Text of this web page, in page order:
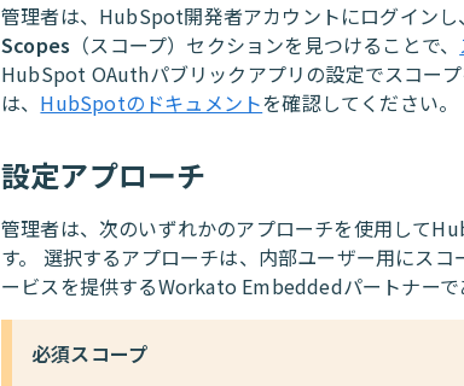
管理者は、HubSpot開発者アカウントにログインし
Scopes （スコープ）セクションを見つけることで、
HubSpot OAuthパブリックアプリの設定でスコー
は、 HubSpotのドキュメントを確認してください。
設定アプローチ
管理者は、次のいずれかのアプローチを使用して
す。 選択するアプローチは、内部ユーザー用にス
ービスを提供するWorkato Embeddedパートナーで
必須スコープ